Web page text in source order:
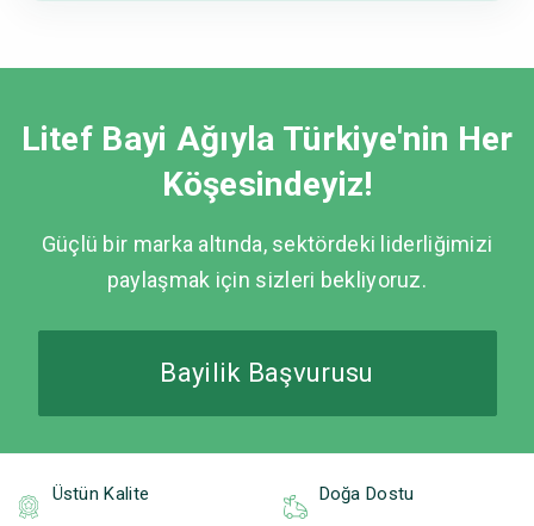
Litef Bayi Ağıyla Türkiye'nin Her
Köşesindeyiz!
Güçlü bir marka altında, sektördeki liderliğimizi
paylaşmak için sizleri bekliyoruz.
Bayilik Başvurusu
Üstün Kalite Doğa Dostu